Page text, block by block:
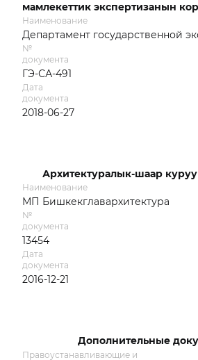
мамлекеттик экспертизанын
Наименование
Департамент государственной
№
документа
ГЭ-СА-491
Дата
документа
2018-06-27
Архитектуралык-шаар
Наименование
МП Бишкекглавархитектура
№
документа
13454
Дата
документа
2016-12-21
Дополнительные
Правоустанавливающие и